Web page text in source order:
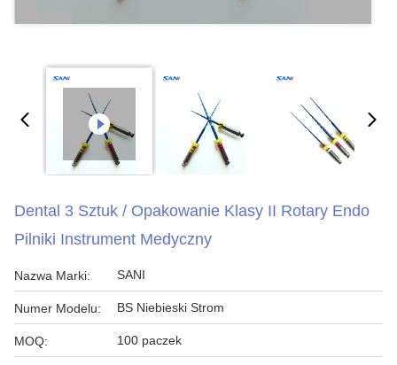
Dental 3 Sztuk / Opakowanie Klasy II Rotary Endo
Pilniki Instrument Medyczny
Nazwa Marki: SANI
Numer Modelu: BS Niebieski Strom
MOQ: 100 paczek